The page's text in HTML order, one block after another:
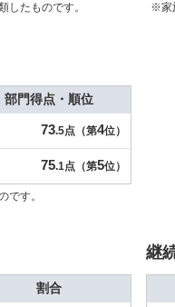
たものです。 ※家
部門得点・順位
73.5点（第4位）
75.1点（第5位）
です。
割合
継